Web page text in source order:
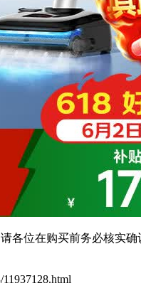
位在购买前务必核实